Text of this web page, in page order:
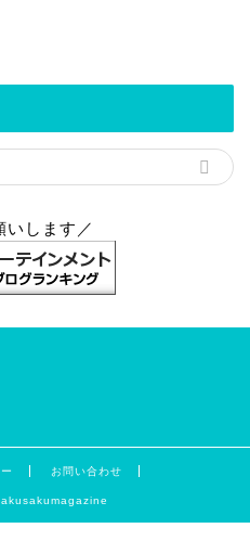
いします／
お問い合わせ